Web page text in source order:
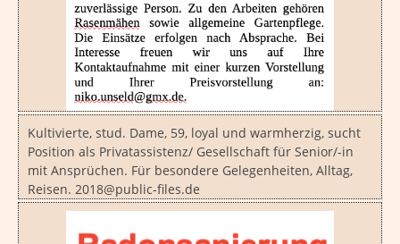
Kultivierte, stud. Dame, 59, loyal und warmherzig, sucht
Position als Privatassistenz/ Gesellschaft für Senior/-in
mit Ansprüchen. Für besondere Gelegenheiten, Alltag,
Reisen. 2018@public-files.de